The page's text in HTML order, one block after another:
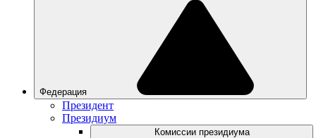
Федерация
Президент
Президиум
Комиссии президиума